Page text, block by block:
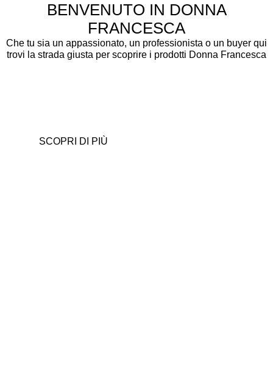
BENVENUTO IN DONNA
FRANCESCA
Che tu sia un appassionato, un professionista o un buyer qui
trovi la strada giusta per scoprire i prodotti Donna Francesca
SCOPRI DI PIÙ